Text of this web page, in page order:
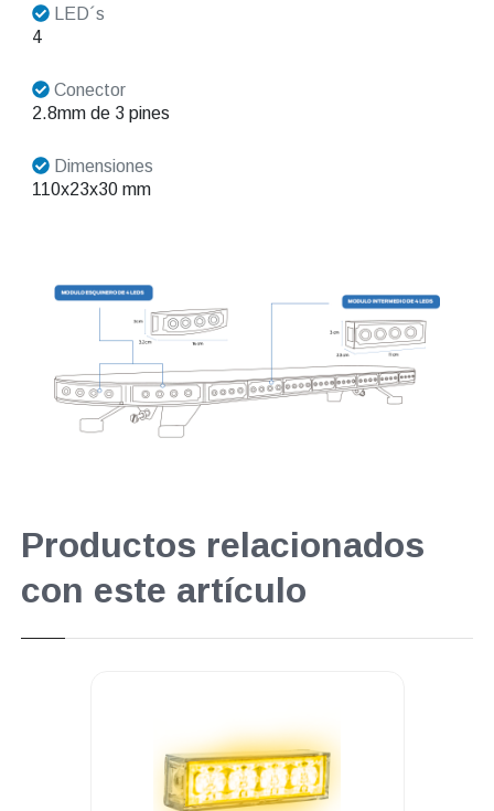
LED´s
4
Conector
2.8mm de 3 pines
Dimensiones
110x23x30 mm
Productos relacionados
con este artículo